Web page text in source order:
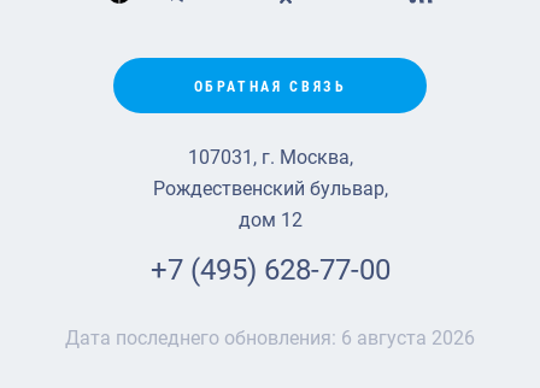
ОБРАТНАЯ СВЯЗЬ
107031, г. Москва,
Рождественский бульвар,
дом 12
+7 (495) 628-77-00
Дата последнего обновления: 6 августа 2026